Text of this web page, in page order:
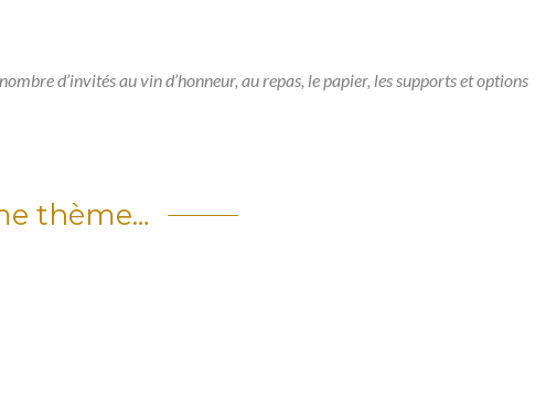
d’invités au vin d’honneur, au repas, le papier, les supports et options
thème…